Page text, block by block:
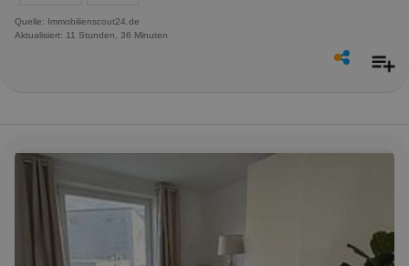
Quelle: Immobilienscout24.de
Aktualisiert: 11 Stunden, 36 Minuten